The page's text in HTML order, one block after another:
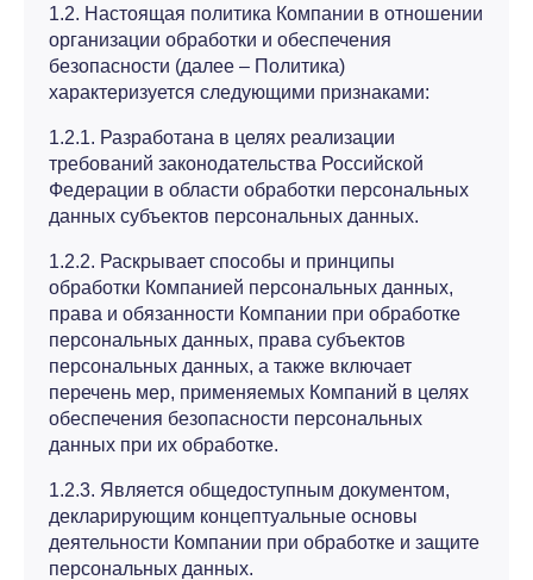
1.2. Настоящая политика Компании в отношении
организации обработки и обеспечения
безопасности (далее – Политика)
характеризуется следующими признаками:
1.2.1. Разработана в целях реализации
требований законодательства Российской
Федерации в области обработки персональных
данных субъектов персональных данных.
1.2.2. Раскрывает способы и принципы
обработки Компанией персональных данных,
права и обязанности Компании при обработке
персональных данных, права субъектов
персональных данных, а также включает
перечень мер, применяемых Компаний в целях
обеспечения безопасности персональных
данных при их обработке.
1.2.3. Является общедоступным документом,
декларирующим концептуальные основы
деятельности Компании при обработке и защите
персональных данных.